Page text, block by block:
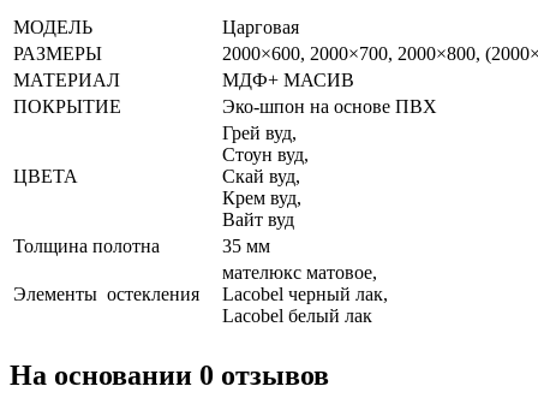
МОДЕЛЬ
Царговая
РАЗМЕРЫ
2000×600, 2000×700, 2000×800,
МАТЕРИАЛ
МДФ+ МАСИВ
ПОКРЫТИЕ
Эко-шпон на основе ПВХ
ЦВЕТА
Грей вуд,
Стоун вуд,
Скай вуд,
Крем вуд,
Вайт вуд
Толщина полотна
35 мм
Элементы остекления
мателюкс матовое,
Lacobel черный лак,
Lacobel белый лак
На основании 0 отзывов